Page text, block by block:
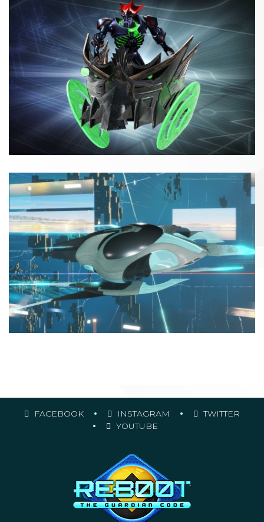
FACEBOOK INSTAGRAM
TWITTER
YOUTUBE